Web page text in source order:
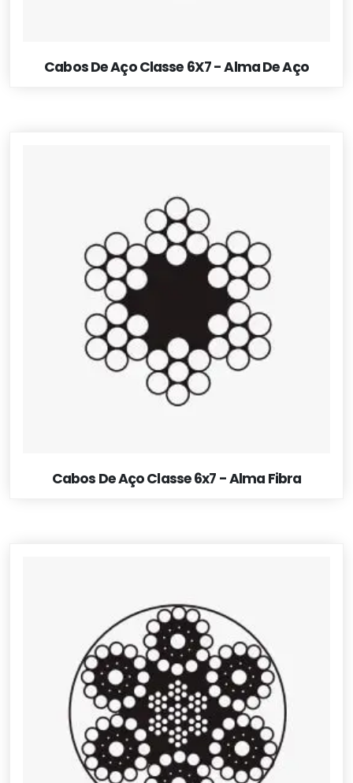
Cabos De Aço Classe 6X7 - Alma De Aço
Cabos De Aço Classe 6x7 - Alma Fibra